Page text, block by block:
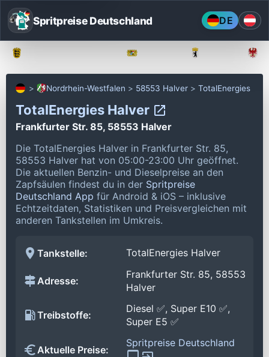
Spritpreise Deutschland DE
Nordrhein-Westfalen 58553 Halver TotalEnergies
TotalEnergies Halver
Frankfurter Str. 85, 58553 Halver
Die TotalEnergies Halver in Frankfurter Str. 85,
58553 Halver hat von 05:00-23:00 Uhr geöffnet.
Die aktuellen Benzin- und Dieselpreise an den
Zapfsäulen findest du in der Spritpreise
Deutschland App für Android & iOS – inklusive
Echtzeitdaten, Statistiken und Preisvergleichen mit
anderen Tankstellen im Umkreis.
Tankstelle: TotalEnergies Halver
Adresse:
Frankfurter Str. 85, 58553
Halver
Treibstoffe:
Diesel ✅, Super E10 ✅,
Super E5 ✅
Aktuelle Preise:
Spritpreise Deutschland